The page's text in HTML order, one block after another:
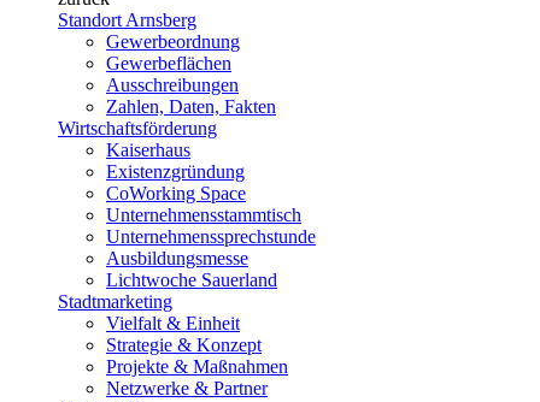
Standort Arnsberg
Gewerbeordnung
Gewerbeflächen
Ausschreibungen
Zahlen, Daten, Fakten
Wirtschaftsförderung
Kaiserhaus
Existenzgründung
CoWorking Space
Unternehmensstammtisch
Unternehmenssprechstunde
Ausbildungsmesse
Lichtwoche Sauerland
Stadtmarketing
Vielfalt & Einheit
Strategie & Konzept
Projekte & Maßnahmen
Netzwerke & Partner